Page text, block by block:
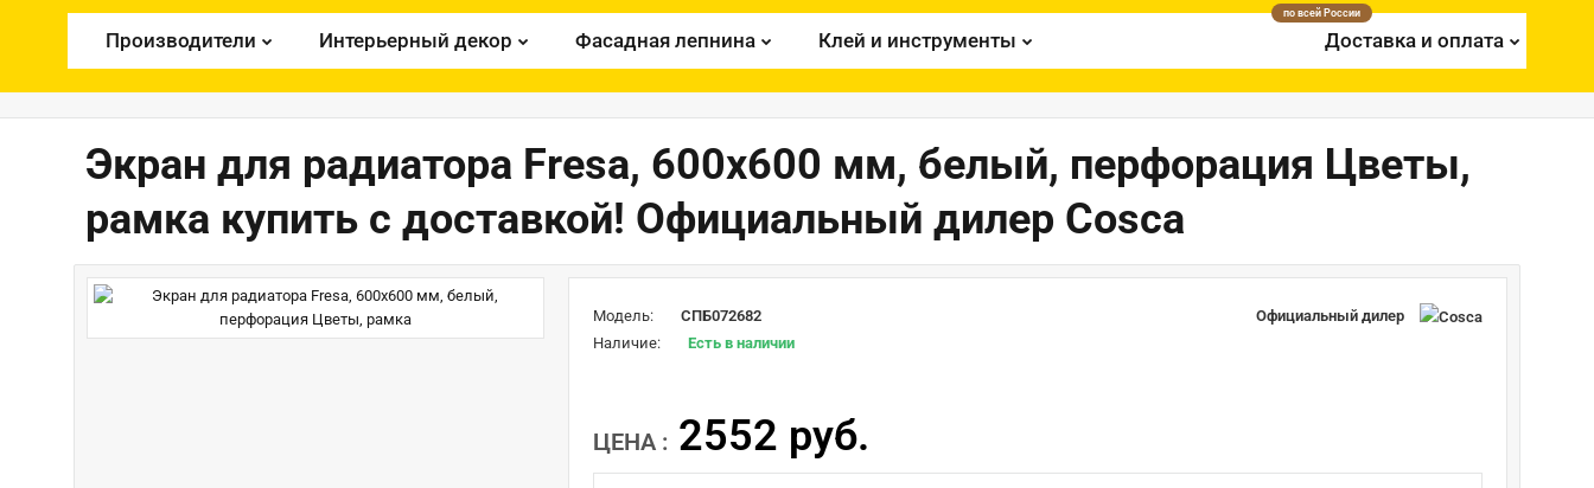
Производители Интерьерный декор Фасадная лепнина Клей и инструменты Доставка и оплата
по всей России
Экран для радиатора Fresa, 600х600 мм, белый, перфорация Цветы,
рамка купить с доставкой! Официальный дилер Cosca
Модель:
СПБ072682
Наличие:
Есть в наличии
Официальный дилер
ЦЕНА : 2552 руб.